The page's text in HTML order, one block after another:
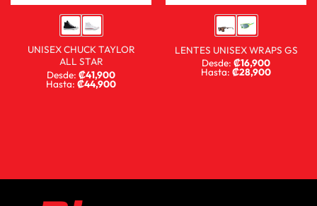
UNISEX CHUCK TAYLOR
ALL STAR
Desde: ₡41,900
Hasta: ₡44,900
LENTES UNISEX WRAPS GS
Desde: ₡16,900
Hasta: ₡28,900